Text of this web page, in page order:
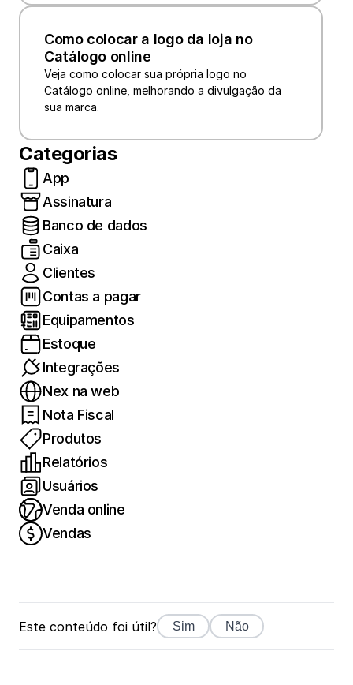
Como colocar a logo da loja no
Catálogo online
Veja como colocar sua própria logo no
Catálogo online, melhorando a divulgação da
sua marca.
Categorias
App
Assinatura
Banco de dados
Caixa
Clientes
Contas a pagar
Equipamentos
Estoque
Integrações
Nex na web
Nota Fiscal
Produtos
Relatórios
Usuários
Venda online
Vendas
Este conteúdo foi útil? Sim Não